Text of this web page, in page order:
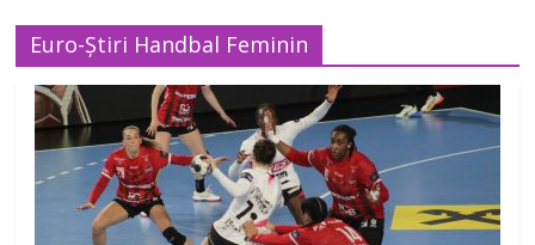
Euro-Știri Handbal Feminin